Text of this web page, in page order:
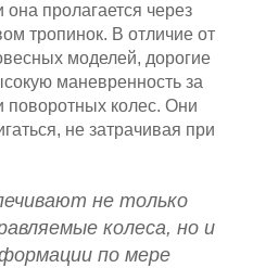
она пролагается через
тропинок. В отличие от
моделей, дорогие
маневренность за
колес. Они
не затрачивая при
не только
колеса, но и
по мере